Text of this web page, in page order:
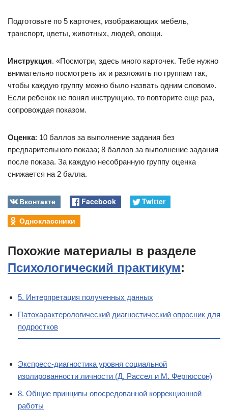
Подготовьте по 5 карточек, изображающих мебель,
транспорт, цветы, животных, людей, овощи.
Инструкция. «Посмотри, здесь много карточек. Тебе нужно
внимательно посмотреть их и разложить по группам так,
чтобы каждую группу можно было назвать одним словом».
Если ребенок не понял инструкцию, то повторите еще раз,
сопровождая показом.
Оценка: 10 баллов за выполнение задания без
предварительного показа; 8 баллов за выполнение задания
после показа. За каждую несобранную группу оценка
снижается на 2 балла.
Вконтакте Facebook
Twitter
Одноклассники
Похожие материалы в разделе
Психологический практикум:
5. Интерпретация полученных данных
Патохарактерологический диагностический опросник для
подростков
Экспресс-диагностика уровня социальной
изолированности личности (Д. Рассел и М. Фергюссон)
8. Общие принципы опосредованной коррекционной
работы